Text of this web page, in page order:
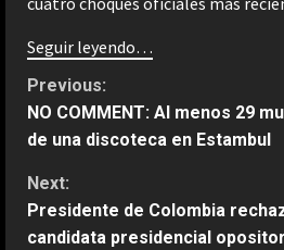
Seguir leyendo…
C
o
n
t
Previous:
NO COMMENT: Al menos 29
de una discoteca en Estambul
Next:
Presidente de Colombia
candidata presidencial